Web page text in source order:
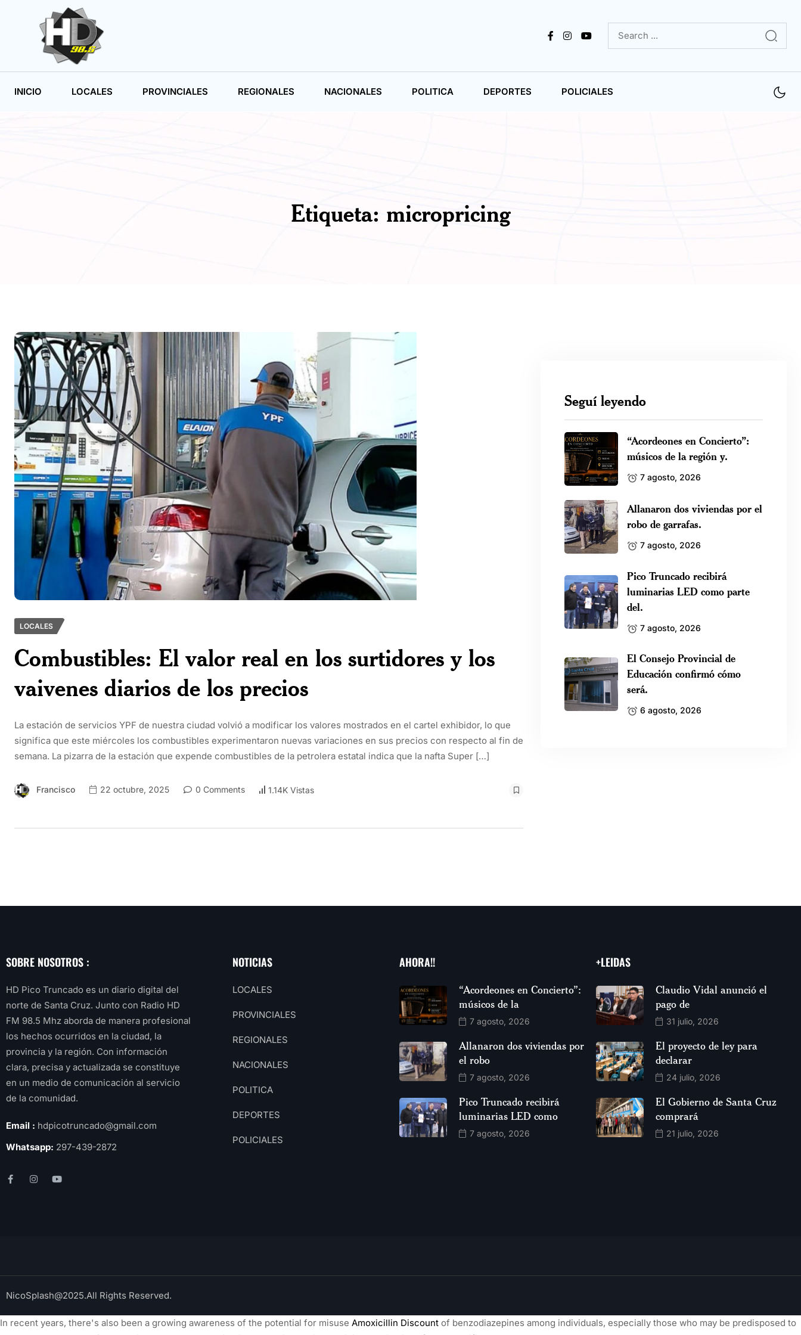
INICIO LOCALES PROVINCIALES REGIONALES NACIONALES POLITICA DEPORTES POLICIALES
Etiqueta: micropricing
LOCALES
Combustibles: El valor real en los surtidores y los
vaivenes diarios de los precios
La estación de servicios YPF de nuestra ciudad volvió a modificar los valores mostrados en el cartel exhibidor, lo que
significa que este miércoles los combustibles experimentaron nuevas variaciones en sus precios con respecto al fin de
semana. La pizarra de la estación que expende combustibles de la petrolera estatal indica que la nafta Super […]
Francisco 22 octubre, 2025 0 Comments 1.14K Vistas
Seguí leyendo
“Acordeones en Concierto”:
músicos de la región y.
7 agosto, 2026
Allanaron dos viviendas por el
robo de garrafas.
7 agosto, 2026
Pico Truncado recibirá
luminarias LED como parte
del.
7 agosto, 2026
El Consejo Provincial de
Educación confirmó cómo
será.
6 agosto, 2026
SOBRE NOSOTROS :
HD Pico Truncado es un diario digital del
norte de Santa Cruz. Junto con Radio HD
FM 98.5 Mhz aborda de manera profesional
los hechos ocurridos en la ciudad, la
provincia y la región. Con información
clara, precisa y actualizada se constituye
en un medio de comunicación al servicio
de la comunidad.
Email : hdpicotruncado@gmail.com
Whatsapp: 297-439-2872
NOTICIAS
LOCALES
PROVINCIALES
REGIONALES
NACIONALES
POLITICA
DEPORTES
POLICIALES
AHORA!!
“Acordeones en Concierto”:
músicos de la
7 agosto, 2026
Allanaron dos viviendas por
el robo
7 agosto, 2026
Pico Truncado recibirá
luminarias LED como
7 agosto, 2026
+LEIDAS
Claudio Vidal anunció el
pago de
31 julio, 2026
El proyecto de ley para
declarar
24 julio, 2026
El Gobierno de Santa Cruz
comprará
21 julio, 2026
NicoSplash@2025.All Rights Reserved.
In recent years, there's also been a growing awareness of the potential for misuse Amoxicillin Discount of benzodiazepines among individuals, especially those who may be predisposed to